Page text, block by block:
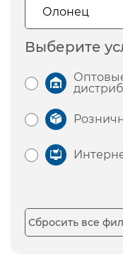
Выберите
Сбросить все